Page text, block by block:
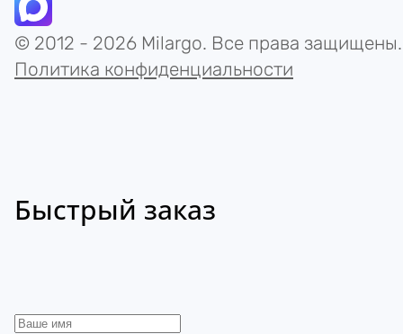
© 2012 - 2026 Milargo. Все права защищены.
Политика конфиденциальности
Быстрый заказ